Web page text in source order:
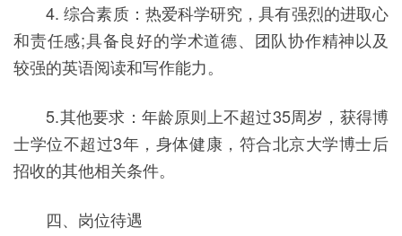
4. 综合素质：热爱科学研究，具有强烈的进取心
和责任感;具备良好的学术道德、团队协作精神以及
较强的英语阅读和写作能力。
5.其他要求：年龄原则上不超过35周岁，获得博
士学位不超过3年，身体健康，符合北京大学博士后
招收的其他相关条件。
四、岗位待遇